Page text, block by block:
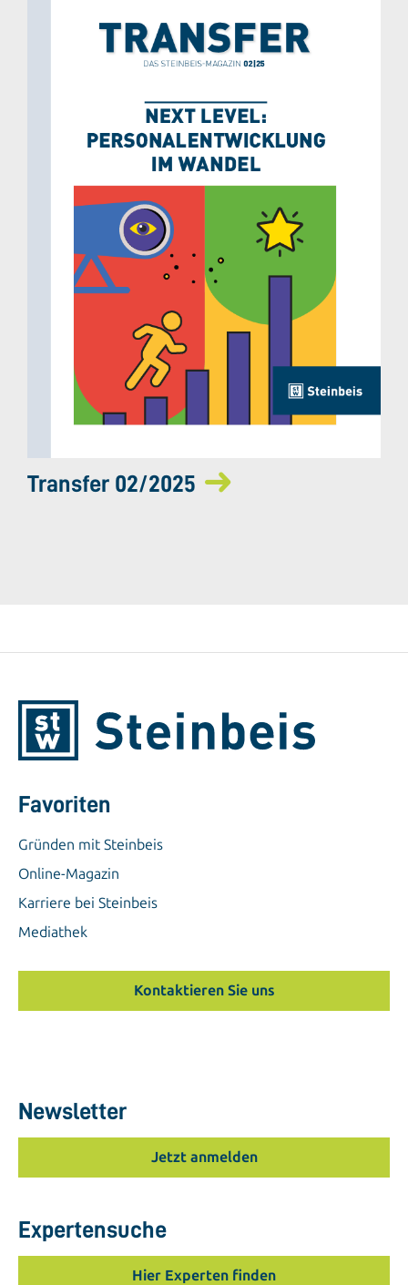
Transfer 02/2025
Favoriten
Gründen mit Steinbeis
Online-Magazin
Karriere bei Steinbeis
Mediathek
Kontaktieren Sie uns
Newsletter
Jetzt anmelden
Expertensuche
Hier Experten finden